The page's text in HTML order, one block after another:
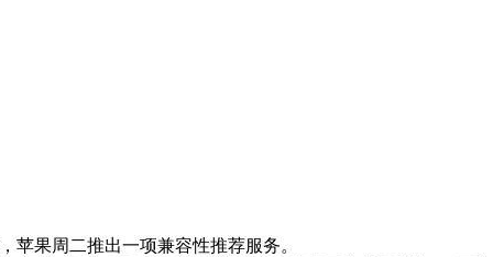
苹果周二推出一项兼容性推荐服务。